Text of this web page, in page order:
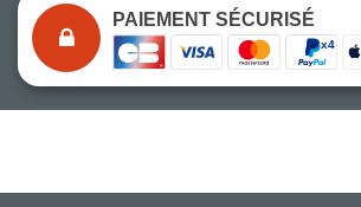
PAIEMENT SÉCURISÉ